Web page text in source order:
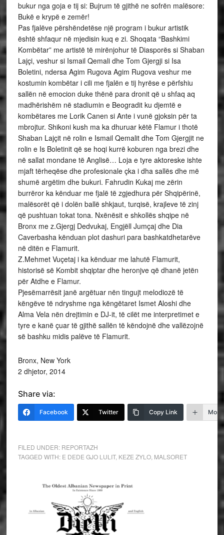
bukur nga goja e tij si: Bujrum të gjithë ne sofrën malësore:
Bukë e krypë e zemër!
Pas fjalëve përshëndetëse një program i bukur artistik
është shfaqur në mjedisin kuq e zi. Shoqata “Bashkimi
Kombëtar” me artistë të mirënjohur të Diasporës si Shaban
Lajçi, veshur si Ismail Qemali dhe Tom Gjergji si Isa
Boletini, ndersa Agim Rugova Agim Rugova veshur me
kostumin kombëtar i cili me fjalën e tij hyrëse e përfshiu
sallën në emocion duke thënë para dronit që u shfaq aq
madhërishëm në stadiumin e Beogradit ku djemtë e
kombëtares me Lorik Canen si Ante i vunë gjoksin për ta
mbrojtur. Shikoni kush ma ka dhuruar këtë Flamur i thotë
Shaban Lajçit në rolin e Ismail Qemalit dhe Tom Gjergjit ne
rolin e Is Boletinit që se hoqi kurrë koburen nga brezi dhe
në sallat mondane të Anglisë… Loja e tyre aktoreske ishte
mjaft tërheqëse dhe profesionale çka i dha sallës dhe më
shumë argëtim dhe bukuri. Fahrudin Kukaj me zërin
burrëror ka kënduar me fjalë të zgjedhura për Shqipërinë,
malësorët që i dolën ballë shkjaut, turqisë, krajleve të zinj
që pushtuan tokat tona. Nxënësit e shkollës shqipe në
Bronx me z.Gjergj Dedvukaj, Engjëll Jumçaj dhe Dia
Caverbasha kënduan plot dashuri para bashkatdhetarëve
në ditën e Flamurit.
Z.Mehmet Vuçetaj i ka kënduar me lahutë Flamurit,
historisë së Kombit shqiptar dhe heronjve që dhanë jetën
për Atdhe e Flamur.
Pjesëmarrësit janë argëtuar nën tingujt melodiozë të
këngëve të ndryshme nga këngëtaret Ismet Aloshi dhe
Alma Vela nën drejtimin e DJ-it, të cilët me interpretimet e
tyre e kanë çuar të gjithë sallën të këndojnë dhe vallëzojnë
së bashku midis palëve të Flamurit.
Bronx, New York
2 dhjetor, 2014
Share via:
Facebook Twitter Copy Link More
FILED UNDER: REPORTAZH
TAGGED WITH: E DEDE GJO LULIT, KEZE ZYLO, MALSORET